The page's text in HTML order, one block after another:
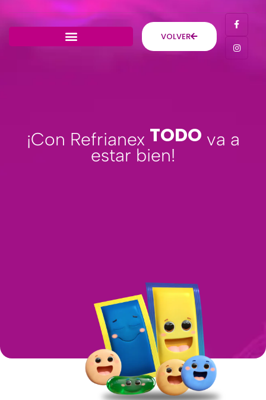
VOLVER
¡Con Refrianex TODO va a
estar bien!